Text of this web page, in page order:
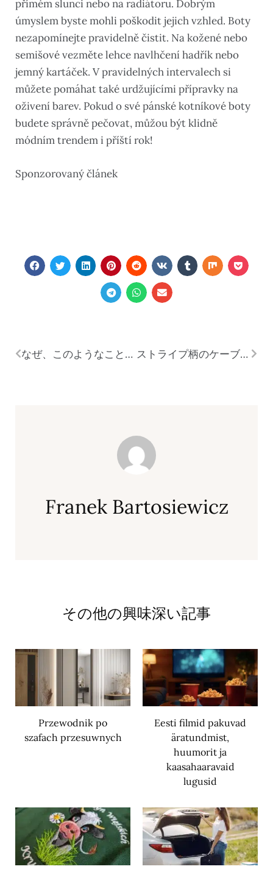
přímém slunci nebo na radiátoru. Dobrým
úmyslem byste mohli poškodit jejich vzhled. Boty
nezapomínejte pravidelně čistit. Na kožené nebo
semišové vezměte lehce navlhčení hadřík nebo
jemný kartáček. V pravidelných intervalech si
můžete pomáhat také urdžujícími přípravky na
oživení barev. Pokud o své pánské kotníkové boty
budete správně pečovat, můžou být klidně
módním trendem i příští rok!
Sponzorovaný článek
なぜ、このようなことが起こるのでしょうか？なぜ、このようなことが必要なのでしょうか？ ストライプ柄のケーブルは、このような用途に最適です。
Franek Bartosiewicz
その他の興味深い記事
Przewodnik po
szafach przesuwnych
Eesti filmid pakuvad
äratundmist,
huumorit ja
kaasahaaravaid
lugusid